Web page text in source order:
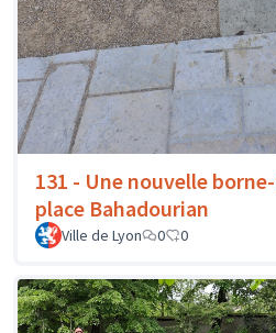
131 - Une nouvelle
place Bahadourian
Ville de Lyon 0 0